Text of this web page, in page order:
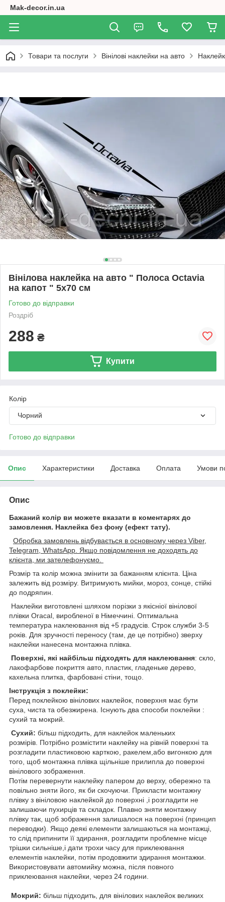
Mak-decor.in.ua
Товари та послуги Вінілові наклейки на авто
Вінілова наклейка на авто " Полоса Octavia
на капот " 5х70 см
Готово до відправки
Роздріб
288 ₴
Купити
Колір
Чорний
Готово до відправки
Опис Характеристики Доставка Оплата Умови
Опис
Бажаний колір ви можете вказати в коментарях до
замовлення. Наклейка без фону (ефект тату).
Обробка замовлень відбувається в основному через Viber,
Telegram, WhatsApp. Якщо повідомлення не доходять до
клієнта, ми зателефонуємо.
Розмір та колір можна змінити за бажанням клієнта. Ціна
залежить від розміру. Витримують мийки, мороз, сонце, стійкі
до подряпин.
Наклейки виготовлені шляхом порізки з якісніої вінілової
плівки Oracal, виробленої в Німеччині. Оптимальна
температура наклеювання від +5 градусів. Строк служби 3-5
років. Для зручності переносу (там, де це потрібно) зверху
наклейки нанесена монтажна плівка.
Поверхні, які найбільш підходять для наклеювання: скло,
лакофарбове покриття авто, пластик, гладеньке дерево,
кахельна плитка, фарбовані стіни, тощо.
Інструкція з поклейки:
Перед поклейкою вінілових наклейок, поверхня має бути
суха, чиста та обезжирена. Існують два способи поклейки :
сухий та мокрий.
Сухий: більш підходить, для наклейок маленьких
розмірів. Потрібно розмістити наклейку на рівній поверхні та
розгладити пластиковою карткою, ракелем,або вигонкою для
того, щоб монтажна плівка щільніше прилипла до поверхні
вінілового зображення.
Потім перевернути наклейку папером до верху, обережно та
повільно зняти його, як би скочуючи. Прикласти монтажну
плівку з вініловою наклейкой до поверхні ,і розгладити не
залишаючи пухирців та складок. Плавно зняти монтажну
плівку так, щоб зображення залишалося на поверхні (принцип
переводки). Якщо деякі елементи залишаються на монтажці,
то слід припинити її здирання, розгладити проблемне місце
трішки сильніше,і дати трохи часу для приклеювання
елементів наклейки, потім продовжити здирання монтажки.
Використовувати автомийку можна, після повного
приклеювання наклейки, через 24 години.
Мокрий: більш підходить, для вінілових наклейок великих